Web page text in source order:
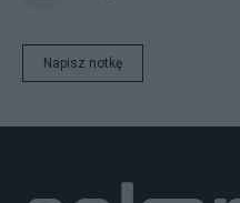
Napisz notkę